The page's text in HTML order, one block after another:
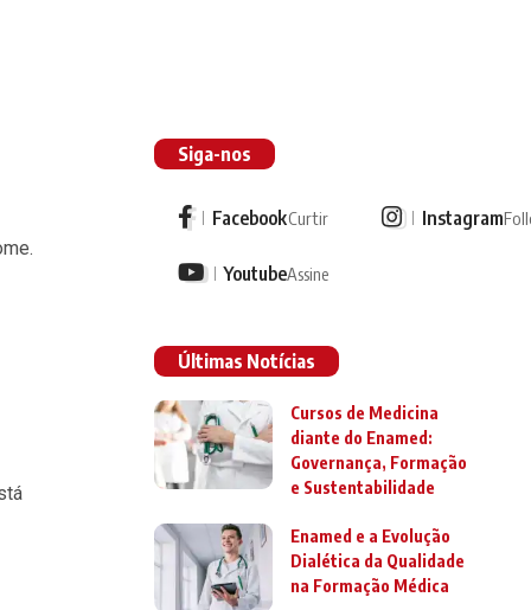
Siga-nos
FacebookCurtir Instagram
YoutubeAssine
Últimas Notícias
Cursos de Medicina
diante do Enamed:
Governança, Formação
e Sustentabilidade
Enamed e a Evolução
Dialética da Qualidade
na Formação Médica